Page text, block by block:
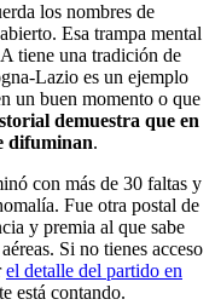
los nombres de
Esa trampa mental
tiene una tradición de
Lazio es un ejemplo
un buen momento o que
demuestra que en
difuminan.
con más de 30 faltas y
Fue otra postal de
y premia al que sabe
Si no tienes acceso
el detalle del partido en
está contando.